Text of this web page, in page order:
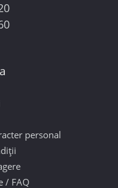
personal
/ FAQ